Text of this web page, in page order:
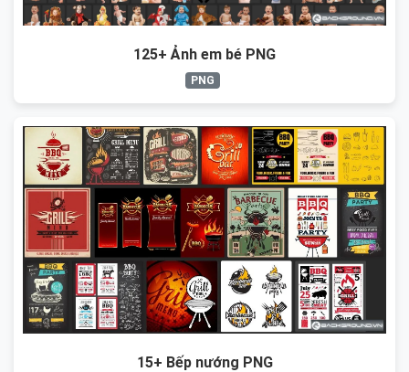
125+ Ảnh em bé PNG
PNG
15+ Bếp nướng PNG